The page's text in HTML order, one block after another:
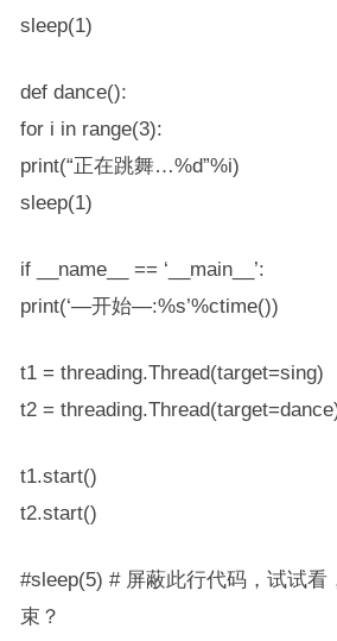
sleep(1)
def dance():
for i in range(3):
print(“正在跳舞…%d”%i)
sleep(1)
if __name__ == ‘__main__’:
print(‘—开始—:%s’%ctime())
t1 = threading.Thread(target=sing)
t2 =
t1.start()
t2.start()
#sleep(5) # 屏蔽此行代码，试试看
束？